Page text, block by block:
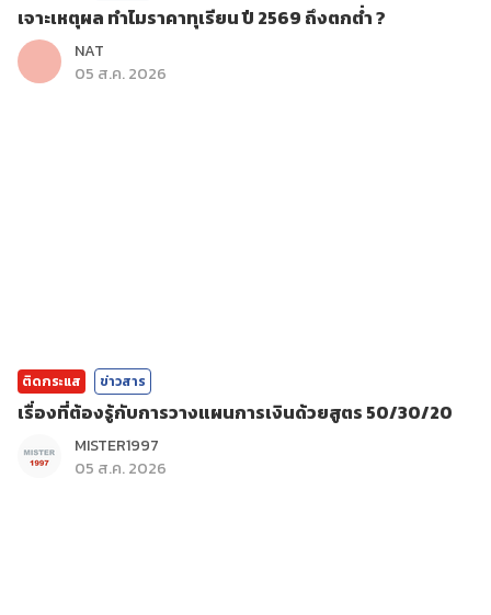
เจาะเหตุผล ทำไมราคาทุเรียน ปี 2569 ถึงตกต่ำ ?
NAT
05 ส.ค. 2026
ติดกระแส ข่าวสาร
เรื่องที่ต้องรู้กับการวางแผนการเงินด้วยสูตร 50/30/20
MISTER1997
05 ส.ค. 2026